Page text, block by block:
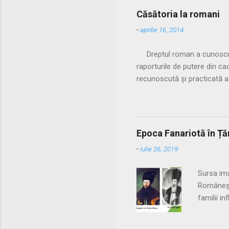
Căsătoria la romani
-aprilie 16, 2014
Dreptul roman a
raporturile de putere din
recunoscută și practicată
nelegitime. Pentru a
puterea tatălui ei (pater
cum manus putea fi
prezența pontifex
2. U...
Epoca Fanariotă în
-iulie 26, 2019
Sursa
familii
dintre